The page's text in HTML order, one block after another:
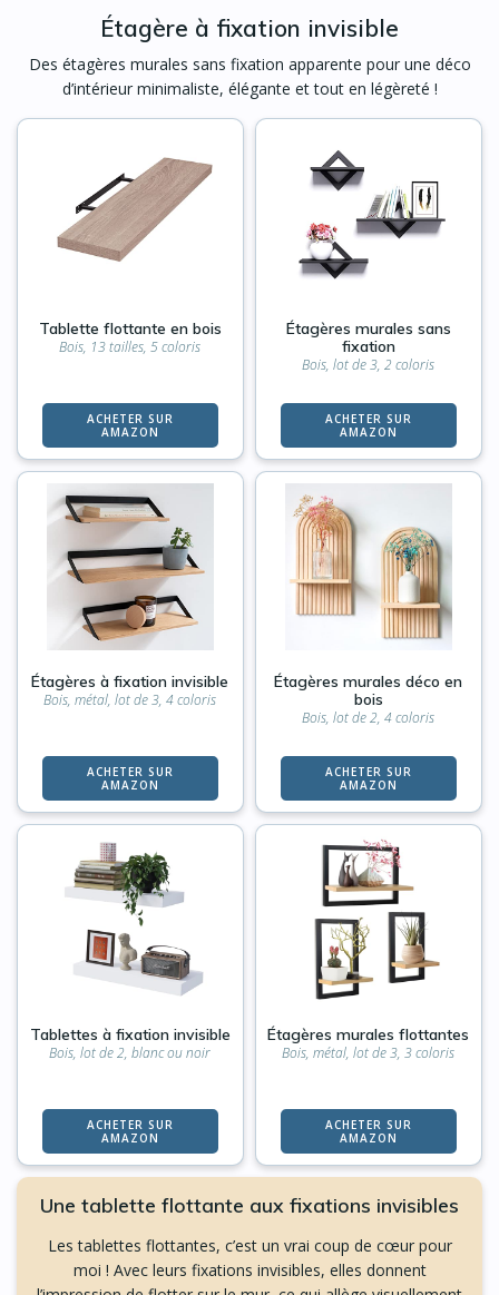
Étagère à fixation invisible
Des étagères murales sans fixation apparente pour une déco
d’intérieur minimaliste, élégante et tout en légèreté !
Tablette flottante en bois
Bois, 13 tailles, 5 coloris
ACHETER SUR
AMAZON
Étagères murales sans
fixation
Bois, lot de 3, 2 coloris
ACHETER SUR
AMAZON
Étagères à fixation invisible
Bois, métal, lot de 3, 4 coloris
ACHETER SUR
AMAZON
Étagères murales déco en
bois
Bois, lot de 2, 4 coloris
ACHETER SUR
AMAZON
Tablettes à fixation invisible
Bois, lot de 2, blanc ou noir
ACHETER SUR
AMAZON
Étagères murales flottantes
Bois, métal, lot de 3, 3 coloris
ACHETER SUR
AMAZON
Une tablette flottante aux fixations invisibles
Les tablettes flottantes, c’est un vrai coup de cœur pour
moi ! Avec leurs fixations invisibles, elles donnent